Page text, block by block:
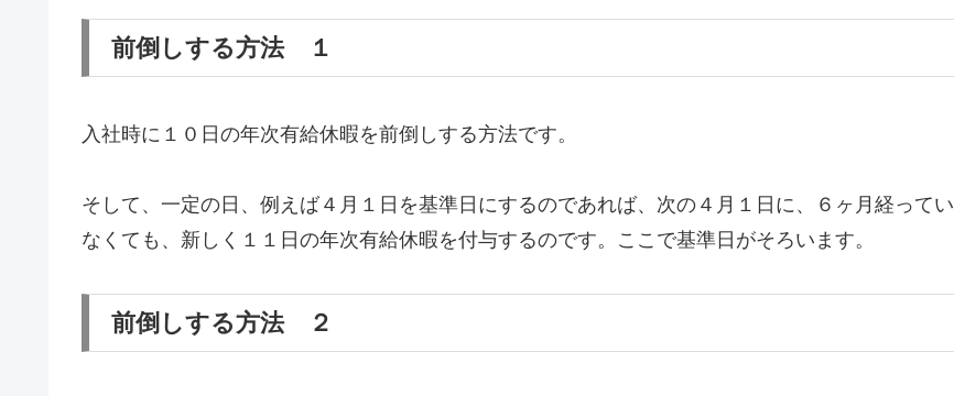
前倒しする方法 １
入社時に１０日の年次有給休暇を前倒しする方法です。
そして、一定の日、例えば４月１日を基準日にするのであれば、次の４月１日に、６ヶ月経ってい
なくても、新しく１１日の年次有給休暇を付与するのです。ここで基準日がそろいます。
前倒しする方法 ２